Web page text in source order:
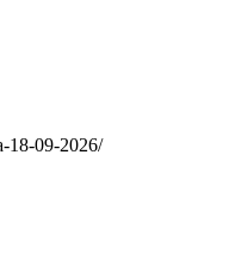
18-09-2026/